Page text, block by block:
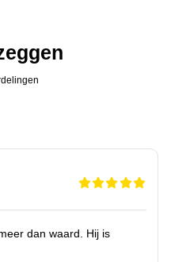
dan waard. Hij is